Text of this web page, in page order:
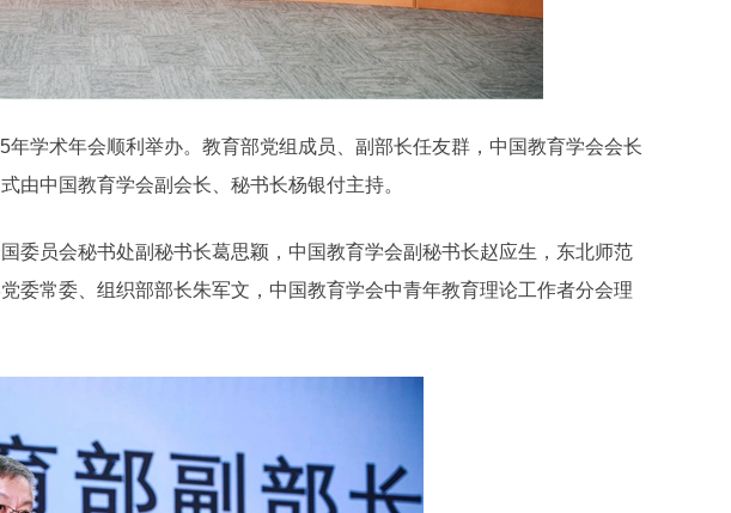
术年会顺利举办。教育部党组成员、副部长任友群，中国教育学会会长
由中国教育学会副会长、秘书长杨银付主持。
员会秘书处副秘书长葛思颖，中国教育学会副秘书长赵应生，东北师范
委常委、组织部部长朱军文，中国教育学会中青年教育理论工作者分会理